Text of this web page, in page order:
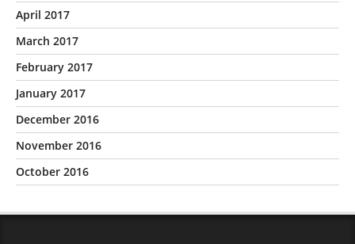
April 2017
March 2017
February 2017
January 2017
December 2016
November 2016
October 2016